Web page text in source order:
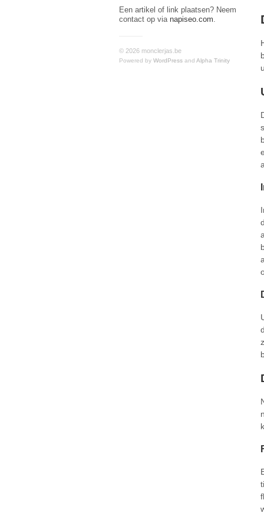
Een artikel of link plaatsen? Neem
contact op via napiseo.com.
© 2026 monclerjas.be
Powered by WordPress and Alpha Trinity